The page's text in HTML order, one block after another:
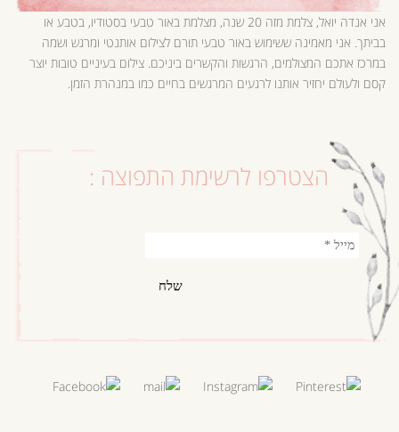
אני אנדה יואל, צלמת מזה 20 שנה, מצלמת באור טבעי בסטודיו, בטבע או
בביתך. אני מאמינה ששימוש באור טבעי תורם לצילום אותנטי ומרגש ושמה
במרכז אתכם המצולמים, הרגשות והקשרים ביניכם. צילום בעיניים טובות יוצר
קסם ולעולם יחזיר אותנו לרגעים המרגשים בחיים כמו במנהרת הזמן.
הצטרפו לרשימת התפוצה :